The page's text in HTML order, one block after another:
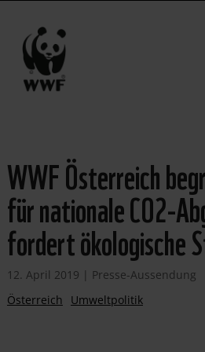
WWF Österreich
für nationale CO2-
fordert ökologische
12. April 2019 | Presse-Aussendung
Österreich
Umweltpolitik